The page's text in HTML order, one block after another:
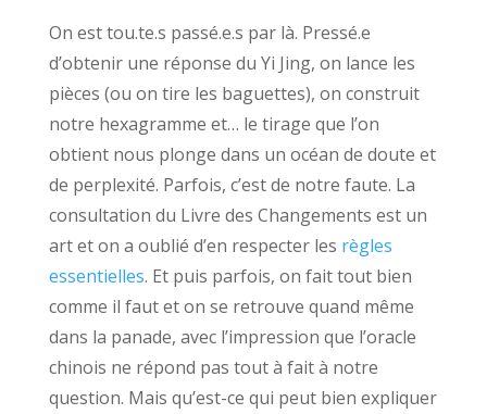
On est tou.te.s passé.e.s par là. Pressé.e
d’obtenir une réponse du Yi Jing, on lance les
pièces (ou on tire les baguettes), on construit
notre hexagramme et… le tirage que l’on
obtient nous plonge dans un océan de doute et
de perplexité. Parfois, c’est de notre faute. La
consultation du Livre des Changements est un
art et on a oublié d’en respecter les règles
essentielles. Et puis parfois, on fait tout bien
comme il faut et on se retrouve quand même
dans la panade, avec l’impression que l’oracle
chinois ne répond pas tout à fait à notre
question. Mais qu’est-ce qui peut bien expliquer